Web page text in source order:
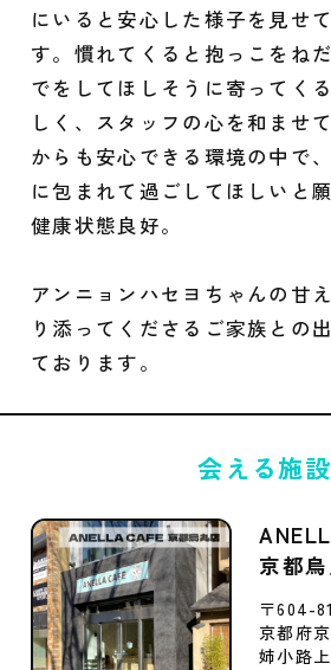
にいると安心した様子を見せ
す。慣れてくると抱っこをね
でをしてほしそうに寄ってく
しく、スタッフの心を和ませ
からも安心できる環境の中で
に包まれて過ごしてほしいと
健康状態良好。
アンニョンハセヨちゃんの甘
り添ってくださるご家族との
ております。
会える施設
京都
〒604-
京都府
姉小路